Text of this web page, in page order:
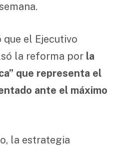
el Ejecutivo
la reforma por la
que representa el
ante el máximo
la estrategia